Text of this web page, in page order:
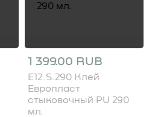
1 399.00 RUB
E12.S.290 Клей
Европласт
стыковочный PU 290
мл.